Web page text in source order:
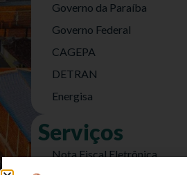
Governo da Paraíba
Governo Federal
CAGEPA
DETRAN
Energisa
Serviços
Nota Fiscal Eletrônica